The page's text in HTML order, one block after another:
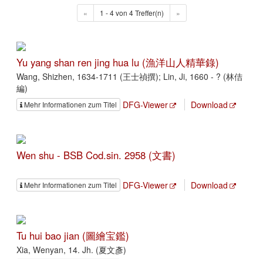
« 1 - 4 von 4 Treffer(n) »
Yu yang shan ren jing hua lu (漁洋山人精華錄)
Wang, Shizhen, 1634-1711 (王士禎撰); Lin, Ji, 1660 - ? (林佶
編)
Mehr Informationen zum Titel DFG-Viewer Download
Wen shu - BSB Cod.sin. 2958 (文書)
Mehr Informationen zum Titel DFG-Viewer Download
Tu hui bao jian (圖繪宝鑑)
Xia, Wenyan, 14. Jh. (夏文彥)